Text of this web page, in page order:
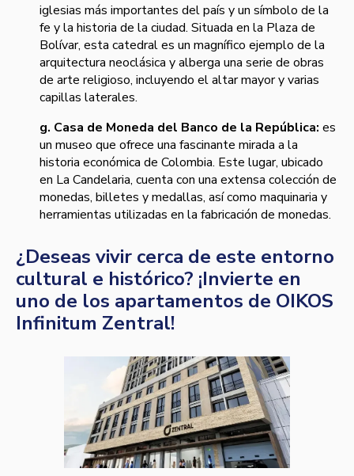
iglesias más importantes del país y un símbolo de la
fe y la historia de la ciudad. Situada en la Plaza de
Bolívar, esta catedral es un magnífico ejemplo de la
arquitectura neoclásica y alberga una serie de obras
de arte religioso, incluyendo el altar mayor y varias
capillas laterales.
g. Casa de Moneda del Banco de la República: es
un museo que ofrece una fascinante mirada a la
historia económica de Colombia. Este lugar, ubicado
en La Candelaria, cuenta con una extensa colección de
monedas, billetes y medallas, así como maquinaria y
herramientas utilizadas en la fabricación de monedas.
¿Deseas vivir cerca de este entorno
cultural e histórico? ¡Invierte en
uno de los apartamentos de OIKOS
Infinitum Zentral!